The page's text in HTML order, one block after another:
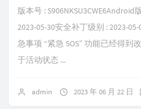
版本号 :
2023-05-30安全补丁级别 : 2023-
急事项 “紧急 SOS” 功能已经得到
于活动状态 ...
admin 2023 年 06 月 22 日